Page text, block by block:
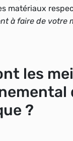
matériaux
à faire de votre
les
?